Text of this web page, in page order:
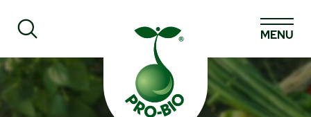
Prohledat PRO-BIO
MENU